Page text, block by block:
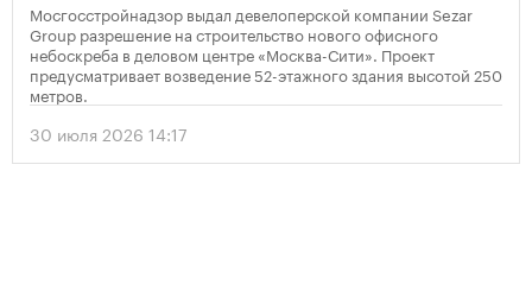
Мосгосстройнадзор выдал девелоперской компании Sezar
Group разрешение на строительство нового офисного
небоскреба в деловом центре «Москва-Сити». Проект
предусматривает возведение 52-этажного здания высотой 250
метров.
30 июля 2026 14:17